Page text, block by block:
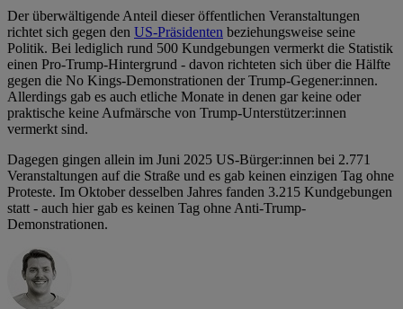
Der überwältigende Anteil dieser öffentlichen Veranstaltungen
richtet sich gegen den US-Präsidenten beziehungsweise seine
Politik. Bei lediglich rund 500 Kundgebungen vermerkt die Statistik
einen Pro-Trump-Hintergrund - davon richteten sich über die Hälfte
gegen die No Kings-Demonstrationen der Trump-Gegener:innen.
Allerdings gab es auch etliche Monate in denen gar keine oder
praktische keine Aufmärsche von Trump-Unterstützer:innen
vermerkt sind.
Dagegen gingen allein im Juni 2025 US-Bürger:innen bei 2.771
Veranstaltungen auf die Straße und es gab keinen einzigen Tag ohne
Proteste. Im Oktober desselben Jahres fanden 3.215 Kundgebungen
statt - auch hier gab es keinen Tag ohne Anti-Trump-
Demonstrationen.